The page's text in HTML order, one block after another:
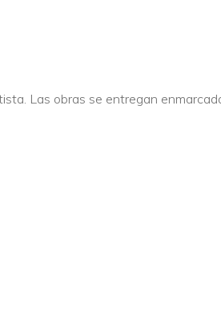
Las obras se entregan